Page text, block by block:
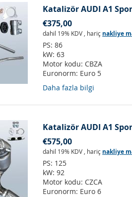
Katalizör AUDI A1
€375,00
dahil 19% KDV , hariç nakliye
PS:86
kW:63
Motor kodu: CBZA
Euronorm: Euro 5
Daha fazla bilgi
Katalizör AUDI A1
€575,00
dahil 19% KDV , hariç nakliye
PS: 125
kW:92
Motor kodu: CZCA
Euronorm: Euro 6